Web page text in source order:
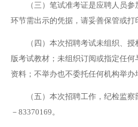
（三）笔试准考证是应聘人员
环节需出示的凭据，请妥善保管或打
（四）本次招聘考试未组织、
版考试教材；未组织订阅或指定任
资料；不举办也不委托任何机构举办
（五）本次招聘工作，纪检监
－83370169。